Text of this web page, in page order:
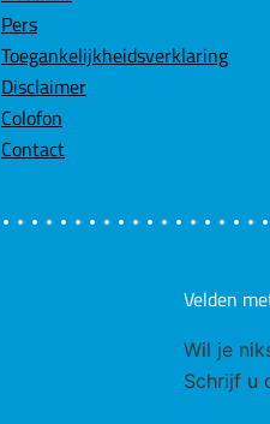
Pers
Toegankelijkheidsverklaring
Disclaimer
Colofon
Contact
Velden
Wil je
Schrijf u